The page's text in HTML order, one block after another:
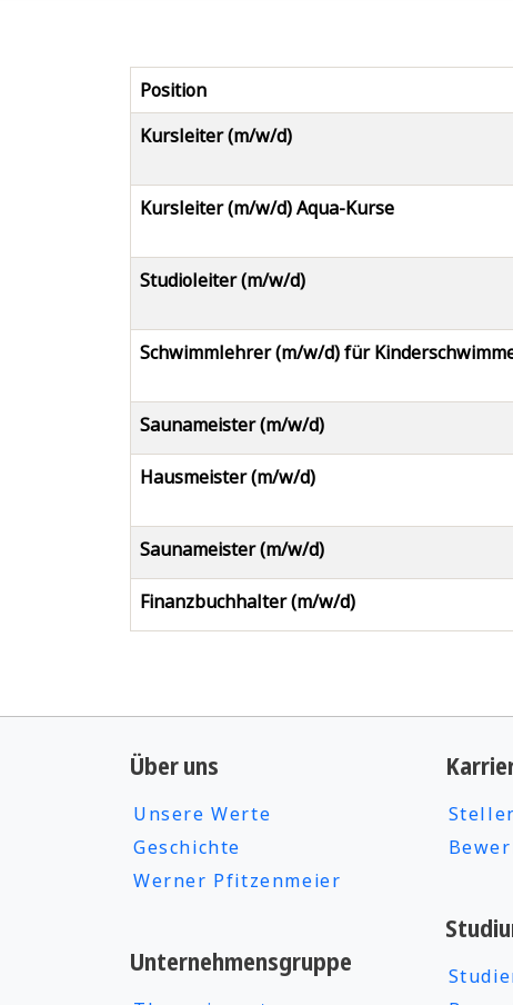
Position
Kursleiter (m/w/d)
Kursleiter (m/w/d) Aqua-Kurse
Studioleiter (m/w/d)
Schwimmlehrer (m/w/d) für
Saunameister (m/w/d)
Hausmeister (m/w/d)
Saunameister (m/w/d)
Finanzbuchhalter (m/w/d)
Über uns
Unsere Werte
Geschichte
Werner Pfitzenmeier
Unternehmensgruppe